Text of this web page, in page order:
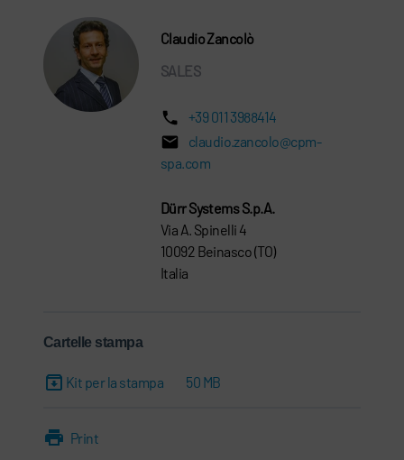
Claudio Zancolò
SALES
+39 011 3988414
claudio.zancolo@cpm-
spa.com
Dürr Systems S.p.A.
Via A. Spinelli 4
10092 Beinasco (TO)
Italia
Cartelle stampa
Kit per la stampa 50 MB
Print